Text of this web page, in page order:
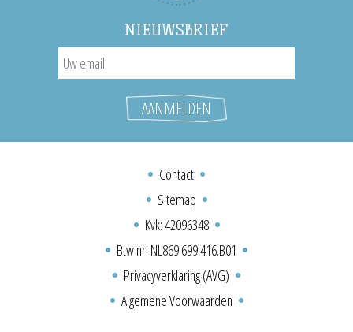
NIEUWSBRIEF
Contact
Sitemap
Kvk: 42096348
Btw nr: NL869.699.416.B01
Privacyverklaring (AVG)
Algemene Voorwaarden